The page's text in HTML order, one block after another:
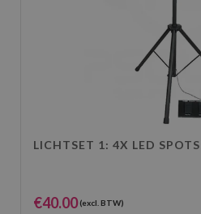
LICHTSET 1: 4X LED
€40.00(excl. BTW)